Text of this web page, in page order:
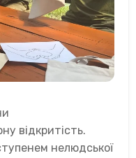
відкритість.
нелюдської